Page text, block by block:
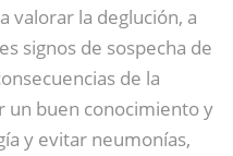
valorar la deglución, a
signos de sospecha de
de la
un buen conocimiento y
y evitar neumonías,